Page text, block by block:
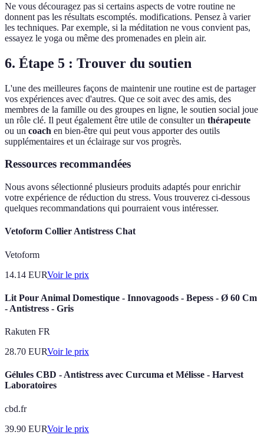
Ne vous découragez pas si certains aspects de votre routine ne
donnent pas les résultats escomptés. modifications. Pensez à varier
les techniques. Par exemple, si la méditation ne vous convient pas,
essayez le yoga ou même des promenades en plein air.
6. Étape 5 : Trouver du soutien
L'une des meilleures façons de maintenir une routine est de partager
vos expériences avec d'autres. Que ce soit avec des amis, des
membres de la famille ou des groupes en ligne, le soutien social joue
un rôle clé. Il peut également être utile de consulter un thérapeute
ou un coach en bien-être qui peut vous apporter des outils
supplémentaires et un éclairage sur vos progrès.
Ressources recommandées
Nous avons sélectionné plusieurs produits adaptés pour enrichir
votre expérience de réduction du stress. Vous trouverez ci-dessous
quelques recommandations qui pourraient vous intéresser.
Vetoform Collier Antistress Chat
Vetoform
14.14 EURVoir le prix
Lit Pour Animal Domestique - Innovagoods - Bepess - Ø 60 Cm
- Antistress - Gris
Rakuten FR
28.70 EURVoir le prix
Gélules CBD - Antistress avec Curcuma et Mélisse - Harvest
Laboratoires
cbd.fr
39.90 EURVoir le prix